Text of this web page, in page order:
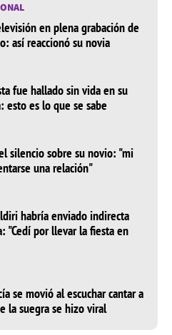
en plena grabación de
así reaccionó su novia
fue hallado sin vida en su
esto es lo que se sabe
silencio sobre su novio: "mi
una relación"
habría enviado indirecta
"Cedí por llevar la fiesta en
se movió al escuchar cantar a
la suegra se hizo viral